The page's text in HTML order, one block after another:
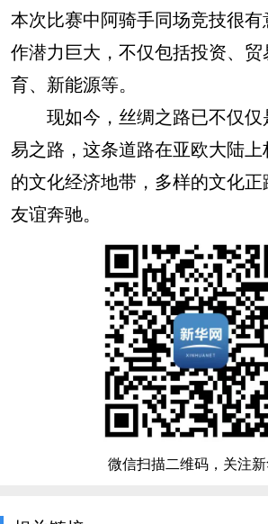
本次比赛中阿骑手同场竞技很
作潜力巨大，不仅包括投资、
育、新能源等。
现如今，丝绸之路已不仅仅
易之路，这条道路在亚欧大陆
的文化经济地带，多样的文化
友谊奔驰。
微信扫描二维码，关注